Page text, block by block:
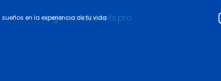
sueños en la experiencia de tu vida